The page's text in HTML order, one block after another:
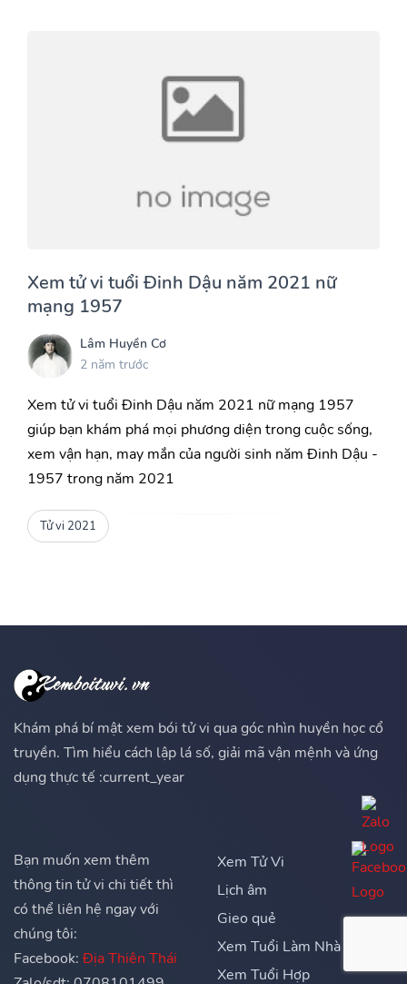
Xem tử vi tuổi Đinh Dậu năm 2021 nữ
mạng 1957
Lâm Huyền Cơ
2 năm trước
Xem tử vi tuổi Đinh Dậu năm 2021 nữ mạng 1957
giúp bạn khám phá mọi phương diện trong cuộc sống,
xem vận hạn, may mắn của người sinh năm Đinh Dậu -
1957 trong năm 2021
Tử vi 2021
Khám phá bí mật xem bói tử vi qua góc nhìn huyền học cổ
truyền. Tìm hiểu cách lập lá số, giải mã vận mệnh và ứng
dụng thực tế :current_year
Bạn muốn xem thêm
thông tin tử vi chi tiết thì
có thể liên hệ ngay với
chúng tôi:
Facebook: Địa Thiên Thái
Xem Tử Vi
Lịch âm
Gieo quẻ
Xem Tuổi Làm Nhà
Xem Tuổi Hợp